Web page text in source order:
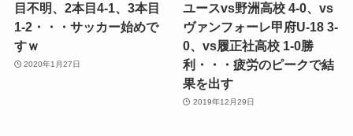
目不明、2本目4-1、3本目
1-2・・・サッカー始めで
すｗ
2020年1月27日
ユースvs野洲高校 4-0、vs
ヴァンフォーレ甲府U-18 3-
0、vs履正社高校 1-0勝
利・・・疲労のピークで結
果を出す
2019年12月29日